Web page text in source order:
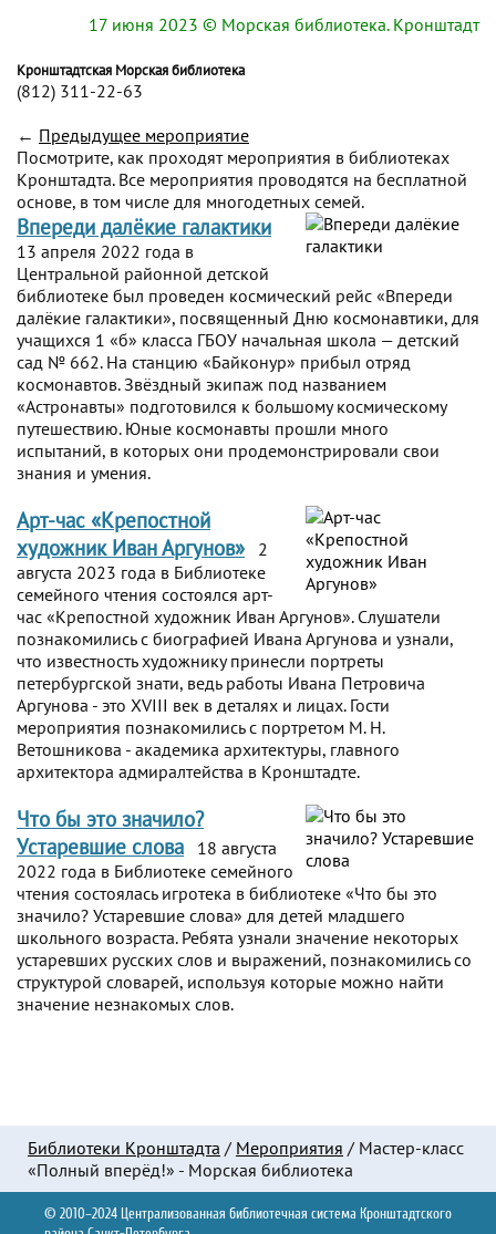
17 июня 2023 © Морская библиотека. Кронштадт
Кронштадтская Морская библиотека
(812) 311-22-63
← Предыдущее мероприятие
Посмотрите, как проходят мероприятия в библиотеках
Кронштадта. Все мероприятия проводятся на бесплатной
основе, в том числе для многодетных семей.
Впереди далёкие галактики
13 апреля 2022 года в
Центральной районной детской
библиотеке был проведен космический рейс «Впереди
далёкие галактики», посвященный Дню космонавтики, для
учащихся 1 «б» класса ГБОУ начальная школа — детский
сад № 662. На станцию «Байконур» прибыл отряд
космонавтов. Звёздный экипаж под названием
«Астронавты» подготовился к большому космическому
путешествию. Юные космонавты прошли много
испытаний, в которых они продемонстрировали свои
знания и умения.
Арт-час «Крепостной
художник Иван Аргунов»
2
августа 2023 года в Библиотеке
семейного чтения состоялся арт-
час «Крепостной художник Иван Аргунов». Слушатели
познакомились с биографией Ивана Аргунова и узнали,
что известность художнику принесли портреты
петербургской знати, ведь работы Ивана Петровича
Аргунова - это XVIII век в деталях и лицах. Гости
мероприятия познакомились с портретом М. Н.
Ветошникова - академика архитектуры, главного
архитектора адмиралтейства в Кронштадте.
Что бы это значило?
Устаревшие слова
18 августа
2022 года в Библиотеке семейного
чтения состоялась игротека в библиотеке «Что бы это
значило? Устаревшие слова» для детей младшего
школьного возраста. Ребята узнали значение некоторых
устаревших русских слов и выражений, познакомились со
структурой словарей, используя которые можно найти
значение незнакомых слов.
Библиотеки Кронштадта / Мероприятия / Мастер-класс
«Полный вперёд!» - Морская библиотека
© 2010–2024 Централизованная библиотечная система Кронштадтского